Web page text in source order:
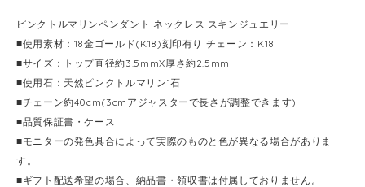
ピンクトルマリンペンダント ネックレス スキンジュエリー
■使用素材：18金ゴールド(K18)刻印有り チェーン：K18
■サイズ：トップ直径約3.5mmX厚さ約2.5mm
■使用石：天然ピンクトルマリン1石
■チェーン約40cm(3cmアジャスターで長さが調整できます)
■品質保証書・ケース
■モニターの発色具合によって実際のものと色が異なる場合がありま
す。
■ギフト配送希望の場合、納品書・領収書は付属しておりません。